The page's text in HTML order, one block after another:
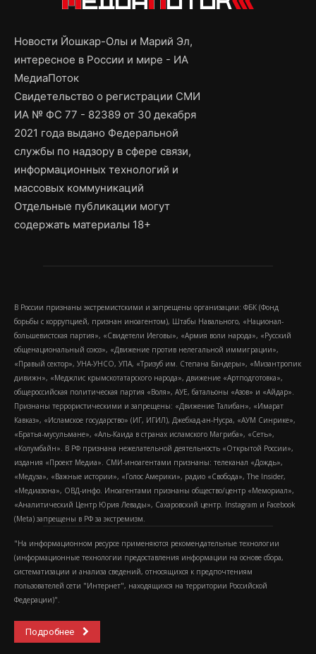
Новости Йошкар-Олы и Марий Эл,
интересное в России и мире - ИА
МедиаПоток
Свидетельство о регистрации СМИ
ИА № ФС 77 - 82389 от 30 декабря
2021 года выдано Федеральной
службы по надзору в сфере связи,
информационных технологий и
массовых коммуникаций
Отдельные публикации могут
содержать материалы 18+
В России признаны экстремистскими и запрещены организации: ФБК (Фонд
борьбы с коррупцией, признан иноагентом), Штабы Навального, «Национал-
большевистская партия», «Свидетели Иеговы», «Армия воли народа», «Русский
общенациональный союз», «Движение против нелегальной иммиграции»,
«Правый сектор», УНА-УНСО, УПА, «Тризуб им. Степана Бандеры», «Мизантропик
дивижн», «Меджлис крымскотатарского народа», движение «Артподготовка»,
общероссийская политическая партия «Воля», АУЕ, батальоны «Азов» и «Айдар».
Признаны террористическими и запрещены: «Движение Талибан», «Имарат
Кавказ», «Исламское государство» (ИГ, ИГИЛ), Джебхад-ан-Нусра, «АУМ Синрике»,
«Братья-мусульмане», «Аль-Каида в странах исламского Магриба», «Сеть»,
«Колумбайн». В РФ признана нежелательной деятельность «Открытой России»,
издания «Проект Медиа». СМИ-иноагентами признаны: телеканал «Дождь»,
«Медуза», «Важные истории», «Голос Америки», радио «Свобода», The Insider,
«Медиазона», ОВД-инфо. Иноагентами признаны общество/центр «Мемориал»,
«Аналитический Центр Юрия Левады», Сахаровский центр. Instagram и Facebook
(Metа) запрещены в РФ за экстремизм.
"На информационном ресурсе применяются рекомендательные технологии
(информационные технологии предоставления информации на основе сбора,
систематизации и анализа сведений, относящихся к предпочтениям
пользователей сети "Интернет", находящихся на территории Российской
Федерации)".
Подробнее